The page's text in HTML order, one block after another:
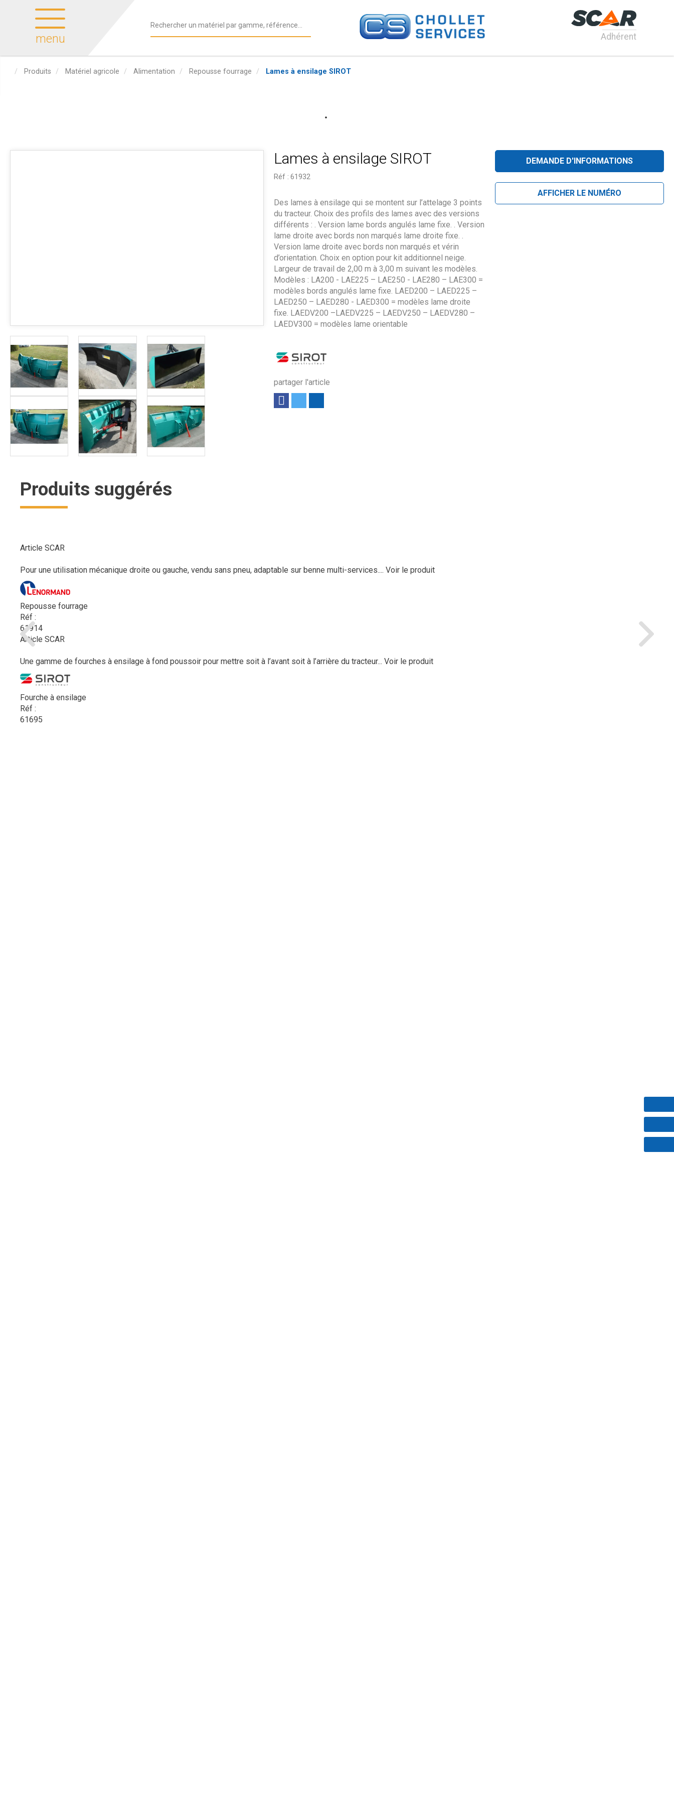
menu Adhérent
Produits Matériel agricole Alimentation Repousse fourrage Lames à ensilage SIROT
Lames à ensilage SIROT
Réf : 61932
partager l'article
Des lames à ensilage qui se montent sur l’attelage 3 points
du tracteur. Choix des profils des lames avec des versions
différents : . Version lame bords angulés lame fixe. . Version
lame droite avec bords non marqués lame droite fixe. .
Version lame droite avec bords non marqués et vérin
d’orientation. Choix en option pour kit additionnel neige.
Largeur de travail de 2,00 m à 3,00 m suivant les modèles.
Modèles : LA200 - LAE225 – LAE250 - LAE280 – LAE300 =
modèles bords angulés lame fixe. LAED200 – LAED225 –
LAED250 – LAED280 - LAED300 = modèles lame droite
fixe. LAEDV200 –LAEDV225 – LAEDV250 – LAEDV280 –
LAEDV300 = modèles lame orientable
DEMANDE D'INFORMATIONS
AFFICHER LE NUMÉRO
Produits suggérés
Article SCAR
Pour une utilisation mécanique droite ou gauche, vendu sans pneu, adaptable sur benne multi-services.... Voir le produit
Repousse fourrage
Réf :
61914
Article SCAR
Une gamme de fourches à ensilage à fond poussoir pour mettre soit à l’avant soit à l’arrière du tracteur... Voir le produit
Fourche à ensilage
Réf :
61695